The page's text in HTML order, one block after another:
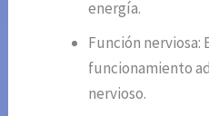
energía.
Función nerviosa:
funcionamiento
nervioso.